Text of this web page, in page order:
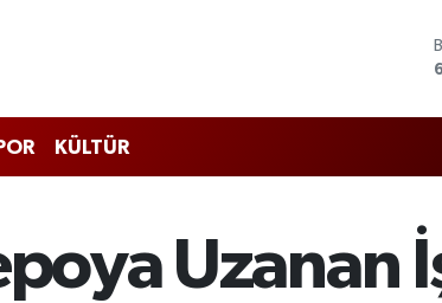
KÜLTÜR
Uzanan